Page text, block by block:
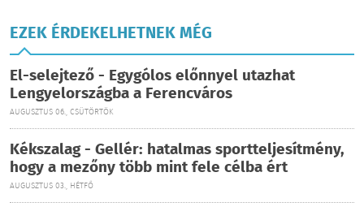
EZEK ÉRDEKELHETNEK MÉG
El-selejtező - Egygólos előnnyel utazhat
Lengyelországba a Ferencváros
AUGUSZTUS 06., CSÜTÖRTÖK
Kékszalag - Gellér: hatalmas sportteljesítmény,
hogy a mezőny több mint fele célba ért
AUGUSZTUS 03., HÉTFŐ